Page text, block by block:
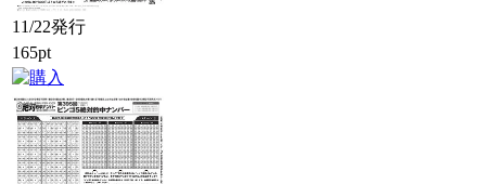
11/22発行
165pt